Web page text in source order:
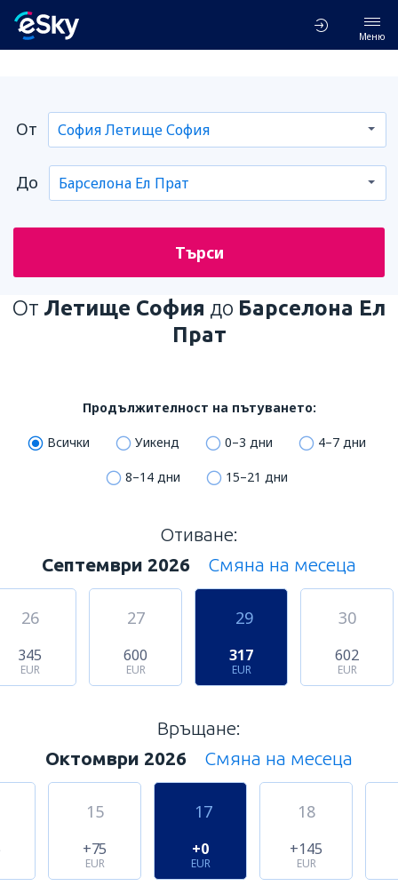
Меню
От
До
Търси
От Летище София до Барселона Ел
Прат
Продължителност на пътуването:
Всички Уикенд 0–3 дни 4–7 дни
8–14 дни 15–21 дни
Отиване:
Септември 2026
Смяна на месеца
26
345
EUR
27
600
EUR
29
317
EUR
30
602
EUR
Връщане:
Октомври 2026
Смяна на месеца
15
+75
EUR
17
+0
EUR
18
+145
EUR